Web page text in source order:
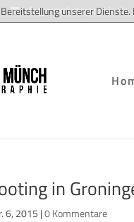
info@mmphotographie.de
in
6, 2015 |0 Kommentare
unserer